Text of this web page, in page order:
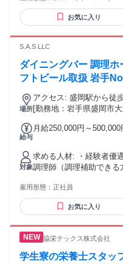
ん大歓迎！ ＊留学生も活躍中！ 【友達同
迎！】 1人での応募が不
けてもOK✨ 入社後「なるべく同じシフトに入りたい！」 な
施にあたり規定有 【下記のような経験をお持ちの方も大歓
迎！】 ＊ファミレスや
験者
お気に入り
S.A.S LLC
ダイニングバー 調理
フトビール取扱 岩手
場所
アクセス: 盛岡駅から
[勤務地：岩手県盛岡市
給与
月給250,000円～500,000円 給与: 固定残
￥60,000〜￥90,000（
る残業代は追加で支給す
対象
求める人材: ・経験者優遇（未経験者でも可） ・キッチン・
調理師（調理補助できる方でも可） 経験
りませんが、トップダウ
ムアップ。やる気と個
の低い環境です。
雇用形態： 正社員
お気に入り
協栄テックス株式会社
学生寮の栄養士スタッ